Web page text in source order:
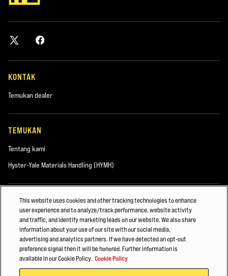
KONTAK
Temukan dealer
TEMUKAN
Tentang kami
Hyster-Yale Materials Handling (HYMH)
KARIER
Karier
© 2026 Hyster-Yale Materials Handling, Inc. semua hak cipta dilindungi
undang-undang.
This website uses cookies and other tracking technologies to enhance
user experience and to analyze/track performance, website activity
and traffic, and identify marketing leads on our website. We also share
information about your use of our site with our social media,
advertising and analytics partners. If we have detected an opt-out
preference signal then it will be honored. Further information is
available in our Cookie Policy. Cookie Policy